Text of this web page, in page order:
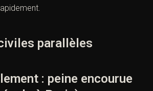
parallèles
: peine encourue